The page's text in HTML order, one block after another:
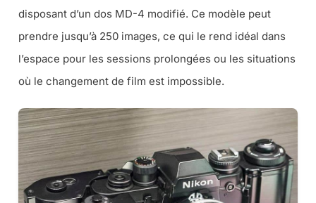
disposant d’un dos MD-4 modifié. Ce modèle peut
prendre jusqu’à 250 images, ce qui le rend idéal dans
l’espace pour les sessions prolongées ou les situations
où le changement de film est impossible.